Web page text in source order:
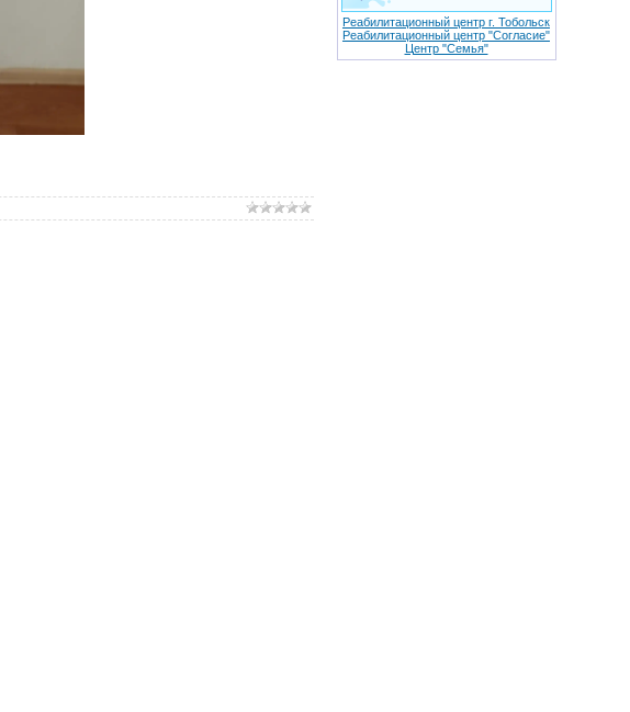
Реабилитационный центр г. Тобольск
Реабилитационный центр "Согласие"
Центр "Семья"